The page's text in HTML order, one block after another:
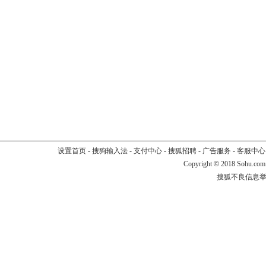
设置首页- 搜狗输入法- 支付中心- 搜狐招聘- 广告服务 - 客服中心
Copyright © 2018
搜狐不良信息